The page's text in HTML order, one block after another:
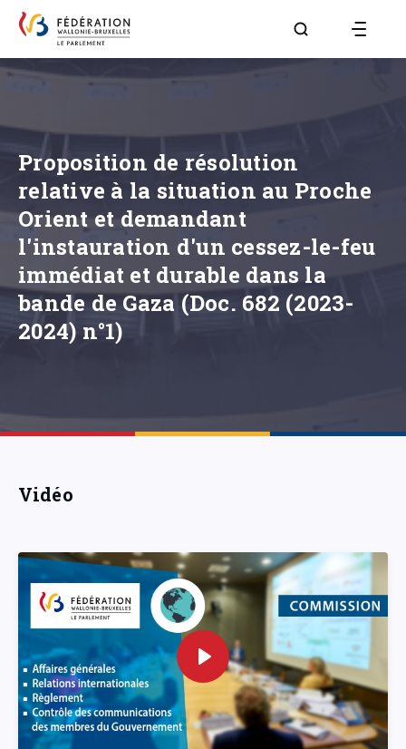
Aller à la page
Proposition de résolution
relative à la situation au Proche
Orient et demandant
l'instauration d'un cessez-le-feu
immédiat et durable dans la
bande de Gaza (Doc. 682 (2023-
2024) n°1)
Vidéo